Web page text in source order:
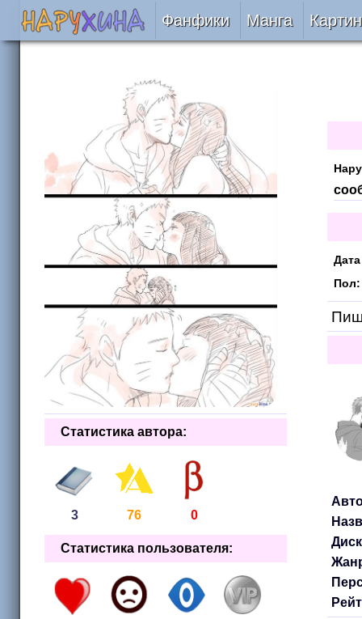
Фанфики
Сборники
Подобрать
Рецензии
На проверке
Манга
Пол:
Статистика автора:
3 76 0
Статистика пользователя: